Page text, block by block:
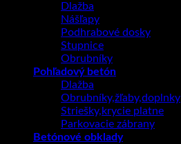
Dlažba
Nášľapy
Podhrabové dosky
Stupnice
Obrubníky
Pohľadový betón
Dlažba
Obrubníky,žľaby,doplnky
Striešky,krycie platne
Parkovacie zábrany
Betónové obklady